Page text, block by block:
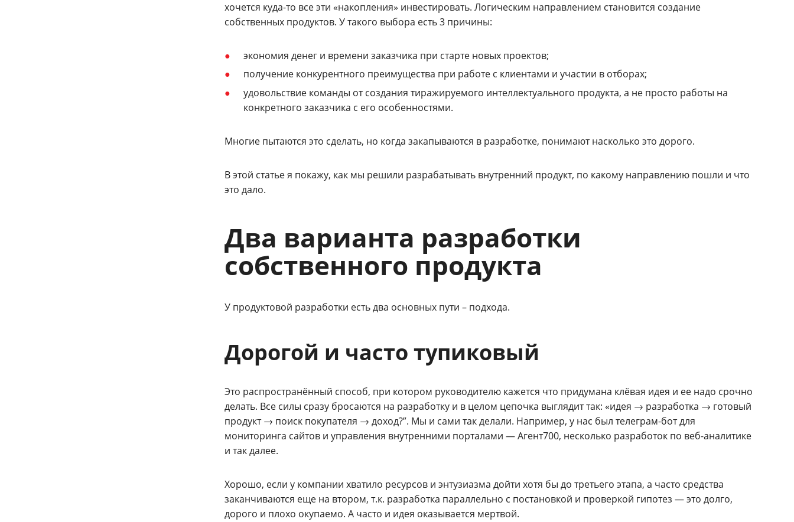
хочется куда-то все эти «накопления» инвестировать. Логическим направлением становится создание
собственных продуктов. У такого выбора есть 3 причины:
экономия денег и времени заказчика при старте новых проектов;
получение конкурентного преимущества при работе с клиентами и участии в отборах;
удовольствие команды от создания тиражируемого интеллектуального продукта, а не просто работы на
конкретного заказчика с его особенностями.
Многие пытаются это сделать, но когда закапываются в разработке, понимают насколько это дорого.
В этой статье я покажу, как мы решили разрабатывать внутренний продукт, по какому направлению пошли и что
это дало.
Два варианта разработки
собственного продукта
У продуктовой разработки есть два основных пути – подхода.
Дорогой и часто тупиковый
Это распространённый способ, при котором руководителю кажется что придумана клёвая идея и ее надо срочно
делать. Все силы сразу бросаются на разработку и в целом цепочка выглядит так: «идея → разработка → готовый
продукт → поиск покупателя → доход?”. Мы и сами так делали. Например, у нас был телеграм-бот для
мониторинга сайтов и управления внутренними порталами — Агент700, несколько разработок по веб-аналитике
и так далее.
Хорошо, если у компании хватило ресурсов и энтузиазма дойти хотя бы до третьего этапа, а часто средства
заканчиваются еще на втором, т.к. разработка параллельно с постановкой и проверкой гипотез — это долго,
дорого и плохо окупаемо. А часто и идея оказывается мертвой.